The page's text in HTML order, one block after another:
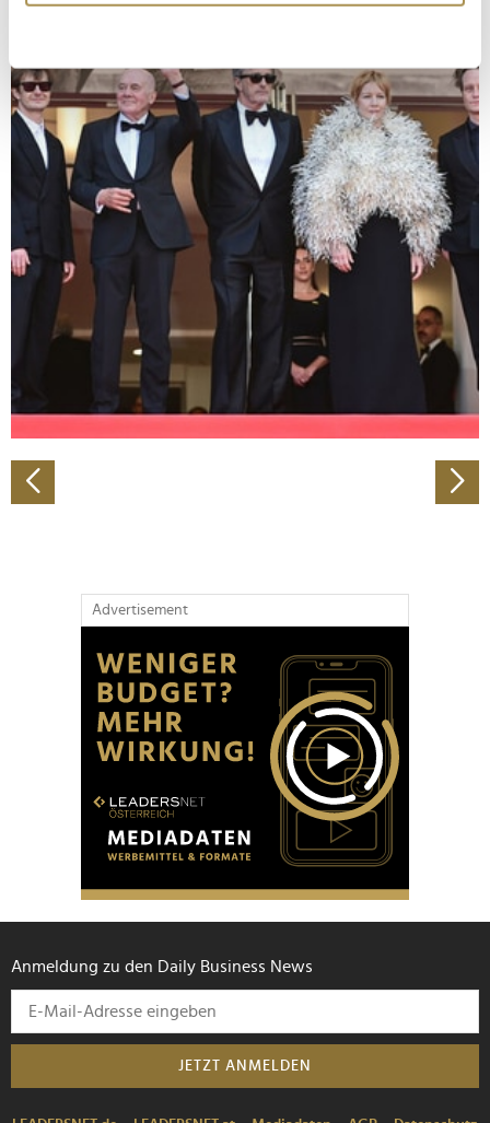
erfassen, welche bis auf einige Meter genau sein
bestimmten Merkmalen (Fingerprinting) identifizieren
Erfahren Sie mehr darüber, wie Ihre persönlichen Daten
verarbeitet werden, und legen Sie Ihre Präferenzen im
Abschnitt Einzelheiten
Wir verwenden Cookies, um Inhalte und Anzeigen zu
personalisieren, Funktionen für soziale Medien anbieten
zu können und die Zugriffe auf unsere Website zu
analysieren. Außerdem geben wir Informationen zu Ihrer
Verwendung unserer Website an unsere Partner für
soziale Medien, Werbung und Analysen weiter. Unsere
Partner führen diese Informationen möglicherweise mit
weiteren Daten zusammen, die Sie ihnen bereitgestellt
haben oder die sie im Rahmen Ihrer Nutzung der Dienste
gesammelt haben.
Advertisement
Anmeldung zu den Daily Business News
JETZT ANMELDEN